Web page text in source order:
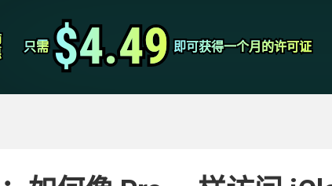
只需
只需 $4.49
$4.49 即可获得一个月的许可证
即可获得一个月的许可证